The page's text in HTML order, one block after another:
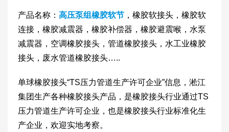
产品名称： 高压泵组橡胶软节 ，橡胶软接头，橡胶软
连接，橡胶减震器，橡胶补偿器，橡胶避震喉，水泵
减震器，空调橡胶接头，管道橡胶接头，水工业橡胶
接头，废水管道橡胶接头…..
单球橡胶接头“TS压力管道生产许可企业”信息，淞江
集团生产各种橡胶接头产品，是橡胶接头行业通过TS
压力管道生产许可企业，也是橡胶接头行业标准化生
产企业，欢迎实地考察。